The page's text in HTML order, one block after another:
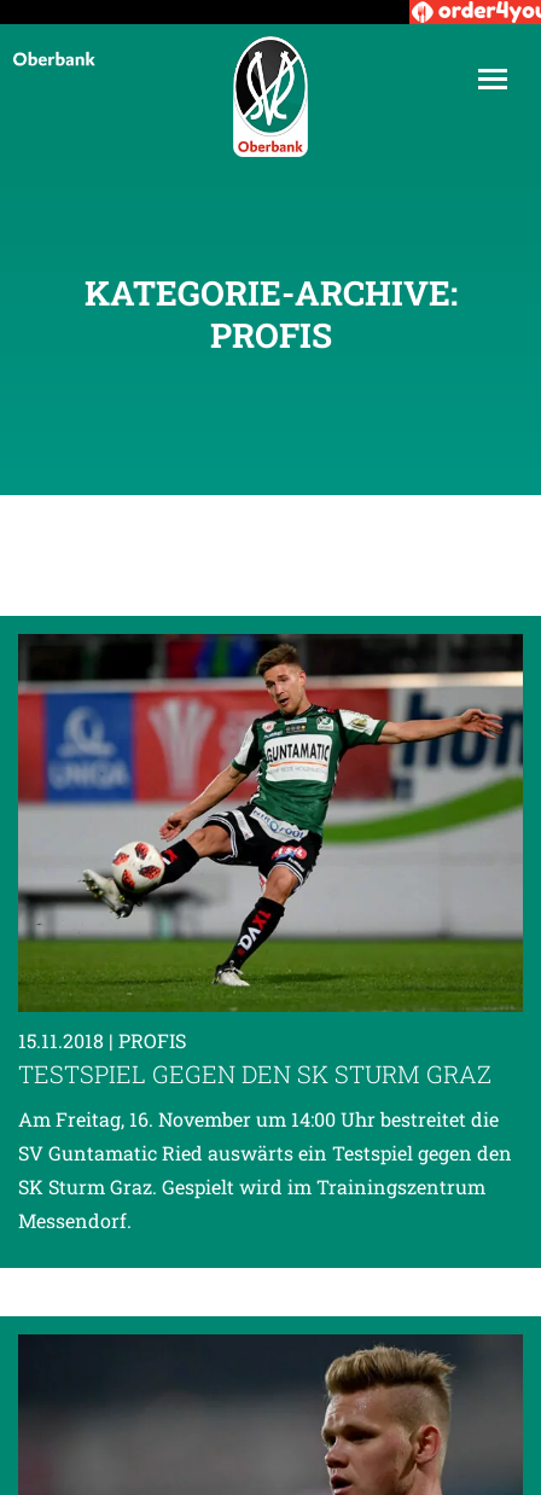
KATEGORIE-ARCHIVE:
PROFIS
15.11.2018 | PROFIS
TESTSPIEL GEGEN DEN SK STURM GRAZ
Am Freitag, 16. November um 14:00 Uhr bestreitet die
SV Guntamatic Ried auswärts ein Testspiel gegen den
SK Sturm Graz. Gespielt wird im Trainingszentrum
Messendorf.